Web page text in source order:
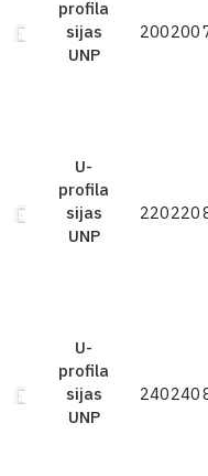
profila
sijas
UNP
200200
U-
profila
sijas
UNP
220220
U-
profila
sijas
UNP
240240